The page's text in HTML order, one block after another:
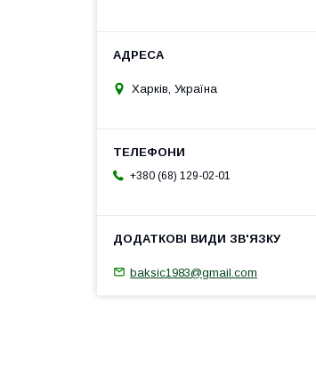
Харків, Україна
+380 (68) 129-02-01
baksic1983@gmail.com